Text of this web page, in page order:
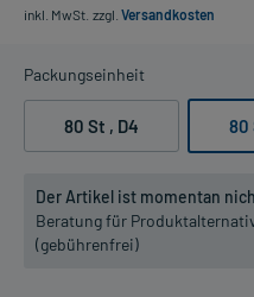
inkl. MwSt. zzgl. Versandkosten
Packungseinheit
80 St , D4 80
Der Artikel ist momentan
Beratung für
(gebührenfrei)